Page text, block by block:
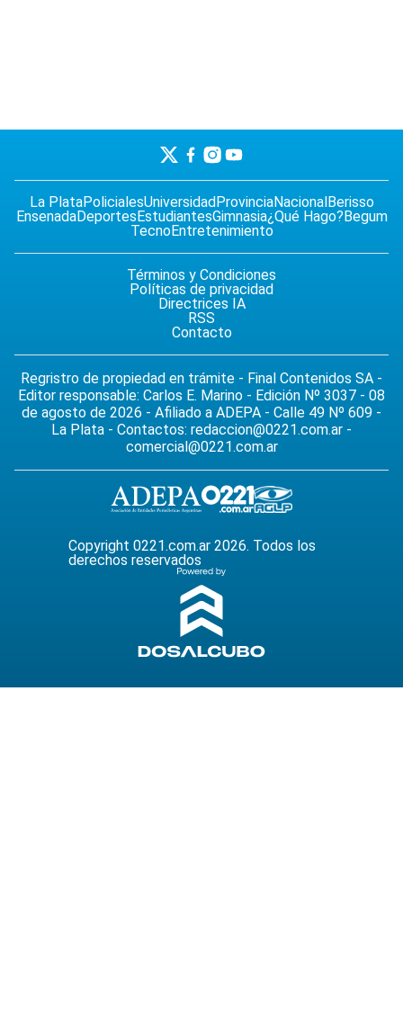
La PlataPolicialesUniversidadProvinciaNacionalBerisso
EnsenadaDeportesEstudiantesGimnasia¿Qué Hago?Begum
TecnoEntretenimiento
Términos y Condiciones
Políticas de privacidad
Directrices IA
RSS
Contacto
Regristro de propiedad en trámite - Final Contenidos SA -
Editor responsable: Carlos E. Marino - Edición Nº 3037 - 08
de agosto de 2026 - Afiliado a ADEPA - Calle 49 Nº 609 -
La Plata - Contactos: redaccion@0221.com.ar -
comercial@0221.com.ar
Copyright 0221.com.ar 2026. Todos los
derechos reservados